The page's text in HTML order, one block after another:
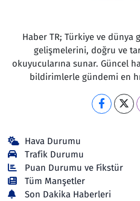
Haber TR; Türkiye ve
gelişmelerini, doğru ve
okuyucularına sunar. Güncel
bildirimlerle gündemi en
Hava Durumu
Trafik Durumu
Puan Durumu ve Fikstür
Tüm Manşetler
Son Dakika Haberleri